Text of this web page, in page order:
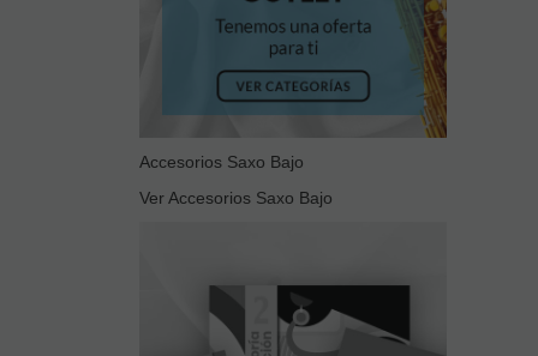
Accesorios Saxo Bajo
Ver Accesorios Saxo Bajo